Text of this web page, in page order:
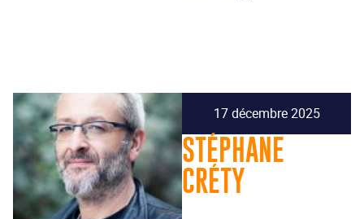
17 décembre 2025
STÉPHANE
CRÉTY